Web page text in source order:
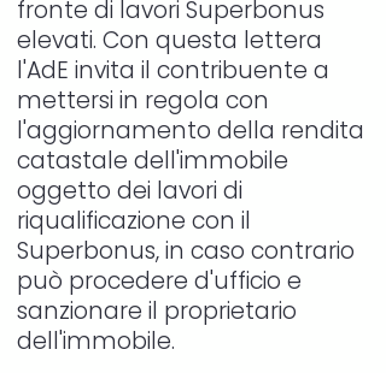
fronte di lavori Superbonus
elevati. Con questa lettera
l'AdE invita il contribuente a
mettersi in regola con
l'aggiornamento della rendita
catastale dell'immobile
oggetto dei lavori di
riqualificazione con il
Superbonus, in caso contrario
può procedere d'ufficio e
sanzionare il proprietario
dell'immobile.